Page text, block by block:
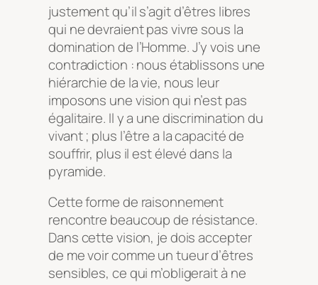
justement qu’il s’agit d’êtres libres
qui ne devraient pas vivre sous la
domination de l’Homme. J’y vois une
contradiction : nous établissons une
hiérarchie de la vie, nous leur
imposons une vision qui n’est pas
égalitaire. Il y a une discrimination du
vivant ; plus l’être a la capacité de
souffrir, plus il est élevé dans la
pyramide.
Cette forme de raisonnement
rencontre beaucoup de résistance.
Dans cette vision, je dois accepter
de me voir comme un tueur d’êtres
sensibles, ce qui m’obligerait à ne